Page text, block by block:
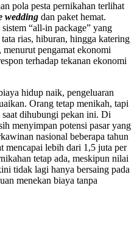
pola pesta pernikahan terlihat
wedding dan paket hemat.
“all-in package” yang
rias, hiburan, hingga katering
menurut pengamat ekonomi
terhadap tekanan ekonomi
hidup naik, pengeluaran
Orang tetap menikah, tapi
saat dihubungi pekan ini. Di
menyimpan potensi pasar yang
nasional beberapa tahun
mencapai lebih dari 1,5 juta per
tetap ada, meskipun nilai
tidak lagi hanya bersaing pada
menekan biaya tanpa